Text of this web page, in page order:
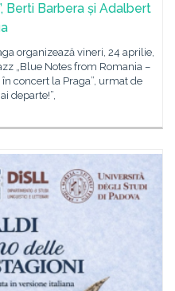
Berti Barbera și Adalbert
organizează vineri, 24 aprilie,
„Blue Notes from Romania –
concert la Praga”, urmat de
departe!”,